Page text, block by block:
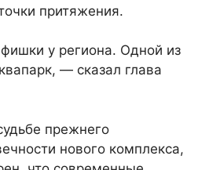
притяжения.
у региона. Одной из
— сказал глава
прежнего
нового комплекса,